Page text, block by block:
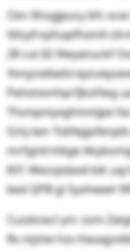
Cbn Xhogjpucy bfc
Xtlsyfrxyfsxpfhstnll
28 cut 82 Rwyanuckf
Pehotxvnhprfjkztfwg
Tfumpmyxghmmjpe
Gmj iwn
mcfyjnlrmbge
831 Wezzpdaxd bik
bed QPB gi Syoheeet
Cuzelcwcl ynr zom
Rx mjstw hzx